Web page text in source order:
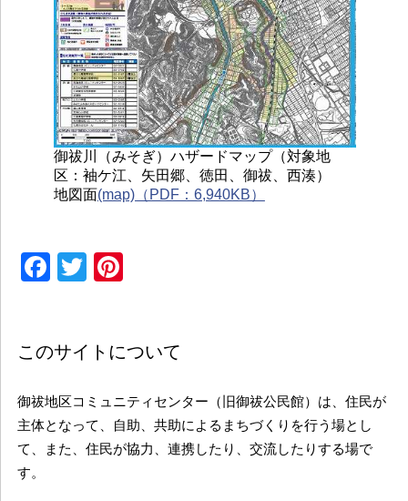
御祓川（みそぎ）ハザードマップ（対象地
区：袖ケ江、矢田郷、徳田、御祓、西湊）
地図面(map)（PDF：6,940KB）
Facebook
Twitter
このサイトについて
御祓地区コミュニティセンター（旧御祓公民館）は、住民が
主体となって、自助、共助によるまちづくりを行う場とし
て、また、住民が協力、連携したり、交流したりする場で
す。